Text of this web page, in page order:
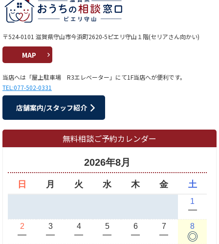
〒524-0101 滋賀県守山市今浜町2620-5ピエリ守山１階(セリアさん向かい)
MAP
当店へは「屋上駐車場 R3エレベーター」にて1F当店へが便利です。
TEL:077-502-0331
店舗案内/スタッフ紹介
無料相談ご予約カレンダー
2026年8月
日 月 火 水 木 金 土
1
ー
2
ー
3
ー
4
ー
5
ー
6
ー
7
ー
8
◎